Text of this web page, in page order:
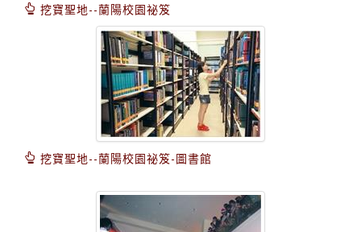
挖寶聖地--蘭陽校園祕笈
挖寶聖地--蘭陽校園祕笈-圖書館